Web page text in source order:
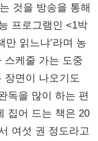
것을 방송을 통해
프로그램인 <1박
만 읽느냐’라며 농
스케줄 가는 도중
장면이 나오기도
독을 많이 하는 편
집어 드는 책은 20
여섯 권 정도라고